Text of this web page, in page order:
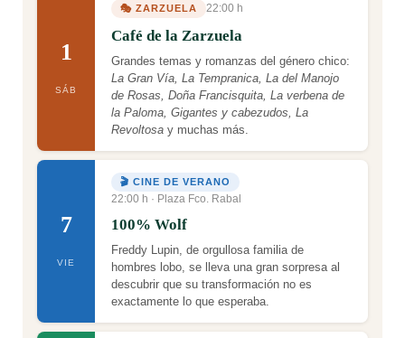
1
SÁB
🎭 ZARZUELA 22:00 h
Café de la Zarzuela
Grandes temas y romanzas del género chico:
La Gran Vía, La Tempranica, La del Manojo
de Rosas, Doña Francisquita, La verbena de
la Paloma, Gigantes y cabezudos, La
Revoltosa y muchas más.
7
VIE
🎬 CINE DE VERANO
22:00 h · Plaza Fco. Rabal
100% Wolf
Freddy Lupin, de orgullosa familia de
hombres lobo, se lleva una gran sorpresa al
descubrir que su transformación no es
exactamente lo que esperaba.